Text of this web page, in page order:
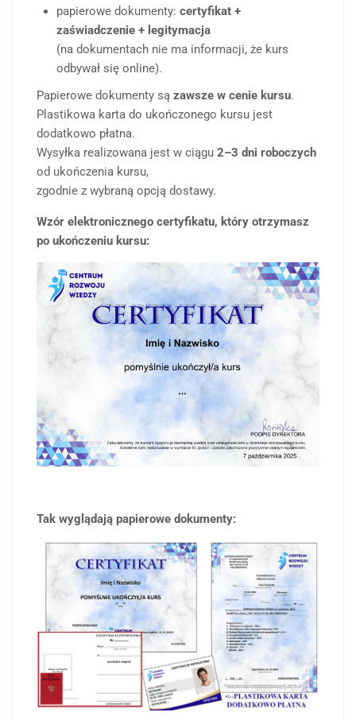
papierowe dokumenty: certyfikat +
zaświadczenie + legitymacja
(na dokumentach nie ma informacji, że kurs
odbywał się online).
Papierowe dokumenty są zawsze w cenie kursu.
Plastikowa karta do ukończonego kursu jest
dodatkowo płatna.
Wysyłka realizowana jest w ciągu 2–3 dni roboczych
od ukończenia kursu,
zgodnie z wybraną opcją dostawy.
Wzór elektronicznego certyfikatu, który otrzymasz
po ukończeniu kursu:
Tak wyglądają papierowe dokumenty: